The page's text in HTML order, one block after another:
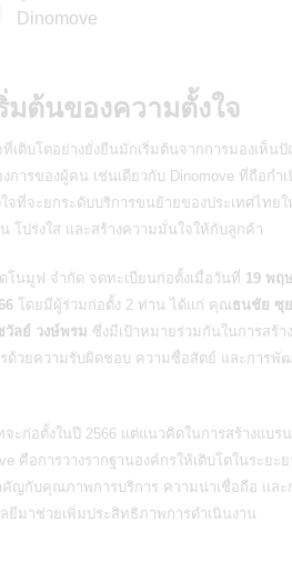
Dinomove
มต้นของความตั้งใจ
เติบโตอย่างยั่งยืนมักเริ่มต้นจากการมองเห็น
การของผู้คน เช่นเดียวกับ Dinomove ที่ถือกำ
จที่จะยกระดับบริการขนย้ายของประเทศไทย
โปร่งใส และสร้างความมั่นใจให้กับลูกค้า
โนมูฟ จำกัด จดทะเบียนก่อตั้งเมื่อวันที่ 19 พฤ
โดยมีผู้ร่วมก่อตั้ง 2 ท่าน ได้แก่ คุณธนชัย ซุ
ลย์ วงษ์พรม ซึ่งมีเป้าหมายร่วมกันในการสร้า
รด้วยความรับผิดชอบ ความซื่อสัตย์ และการพั
ะก่อตั้งในปี 2566 แต่แนวคิดในการสร้างแบร
คือการวางรากฐานองค์กรให้เติบโตในระยะ
คัญกับคุณภาพการบริการ ความน่าเชื่อถือ และ
ยีมาช่วยเพิ่มประสิทธิภาพการดำเนินงาน